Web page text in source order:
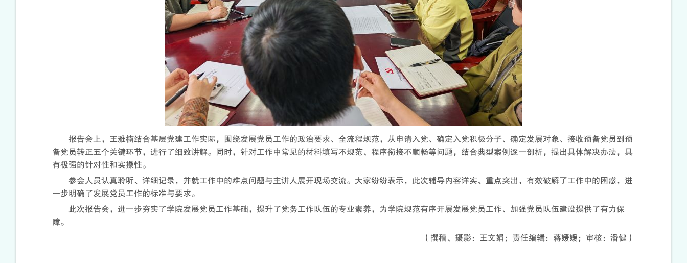
报告会上，王雅楠结合基层党建工作实际，围绕发展党员工作的政治要求、全流程规范，从申请入党、确定入党积极分子、确定发展对象、接收预备党员到预
备党员转正五个关键环节，进行了细致讲解。同时，针对工作中常见的材料填写不规范、程序衔接不顺畅等问题，结合典型案例逐一剖析，提出具体解决办法，具
有极强的针对性和实操性。
参会人员认真聆听、详细记录，并就工作中的难点问题与主讲人展开现场交流。大家纷纷表示，此次辅导内容详实、重点突出，有效破解了工作中的困惑，进
一步明确了发展党员工作的标准与要求。
此次报告会，进一步夯实了学院发展党员工作基础，提升了党务工作队伍的专业素养，为学院规范有序开展发展党员工作、加强党员队伍建设提供了有力保
障。
（撰稿、摄影：王文娟；责任编辑：蒋媛媛；审核：潘健）